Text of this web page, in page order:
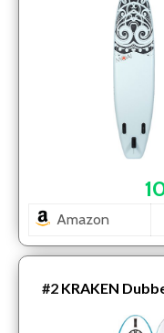
Amazon
#2 KRAKEN
Double Layer